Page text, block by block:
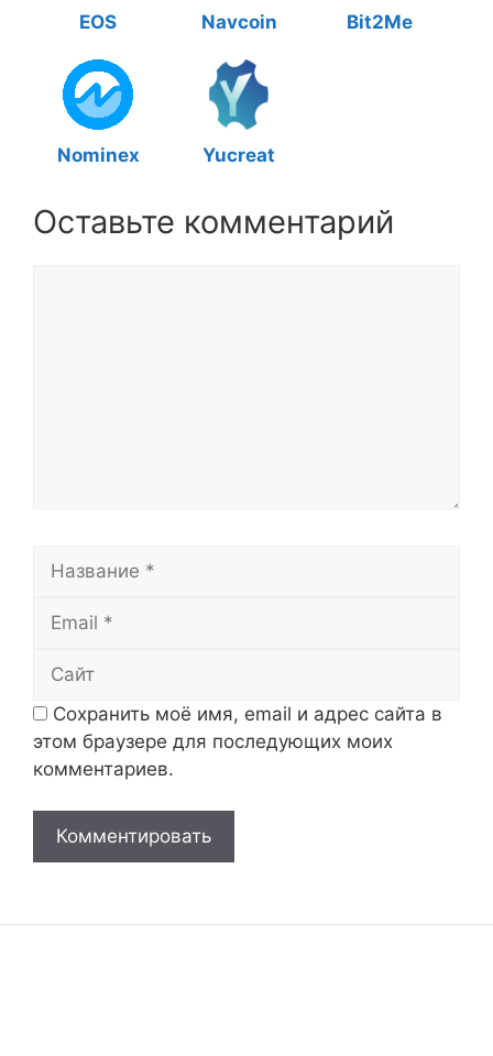
EOS Navcoin Bit2Me
Nominex Yucreat
Оставьте комментарий
Сохранить моё имя, email и адрес сайта в
этом браузере для последующих моих
комментариев.